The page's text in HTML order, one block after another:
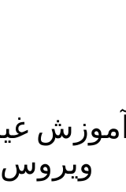
ویروس در